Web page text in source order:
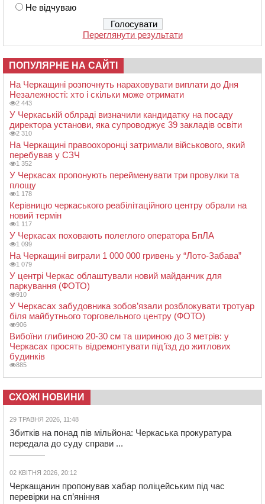
Не відчуваю
Переглянути результати
ПОПУЛЯРНЕ НА САЙТІ
На Черкащині розпочнуть нараховувати виплати до Дня
Незалежності: хто і скільки може отримати
2 443
У Черкаській облраді визначили кандидатку на посаду
директора установи, яка супроводжує 39 закладів освіти
2 310
На Черкащині правоохоронці затримали військового, який
перебував у СЗЧ
1 352
У Черкасах пропонують перейменувати три провулки та
площу
1 178
Керівницю черкаського реабілітаційного центру обрали на
новий термін
1 117
У Черкасах поховають полеглого оператора БпЛА
1 099
На Черкащині виграли 1 000 000 гривень у “Лото-Забава”
1 079
У центрі Черкас облаштували новий майданчик для
паркування (ФОТО)
910
У Черкасах забудовника зобов’язали розблокувати тротуар
біля майбутнього торговельного центру (ФОТО)
906
Вибоїни глибиною 20-30 см та шириною до 3 метрів: у
Черкасах просять відремонтувати під’їзд до житлових
будинків
885
СХОЖІ НОВИНИ
29 ТРАВНЯ 2026, 11:48
Збитків на понад пів мільйона: Черкаська прокуратура
передала до суду справи ...
02 КВІТНЯ 2026, 20:12
Черкащанин пропонував хабар поліцейським під час
перевірки на сп’яніння